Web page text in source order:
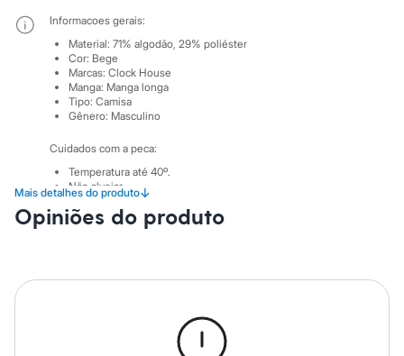
Acessórios
Blusas
Calçados
Leggings
Shorts e Bermudas
Moda íntima
Cintas e Modeladores
Pijamas
Sutiãs e Tops
Moda praia
Biquínis
Personagens
Plus size
Mais detalhes do produto↓
Informacoes gerais:
Material: 71% algodão, 29% poliéster
Cor: Bege
Marcas: Clock House
Manga: Manga longa
Tipo: Camisa
Gênero: Masculino
Cuidados com a peca:
Temperatura até 40º.
Não alvejar.
Não secar em secadora.
Secar na vertical.
Passar em temperatura média.
Opiniões do produto